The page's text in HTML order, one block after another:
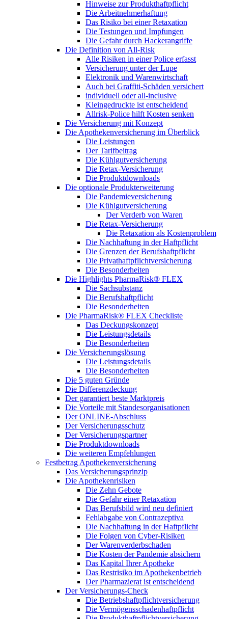
Hinweise zur Produkthaftpflicht
Die Arbeitnehmerhaftung
Das Risiko bei einer Retaxation
Die Testungen und Impfungen
Die Gefahr durch Hackerangriffe
Die Definition von All-Risk
Alle Risiken in einer Police erfasst
Versicherung unter der Lupe
Elektronik und Warenwirtschaft
Auch bei Graffiti-Schäden versichert
individuell oder all-inclusive
Kleingedruckte ist entscheidend
Allrisk-Police hilft Kosten senken
Die Versicherung mit Konzept
Die Apothekenversicherung im Überblick
Die Leistungen
Der Tarifbeitrag
Die Kühlgutversicherung
Die Retax-Versicherung
Die Produktdownloads
Die optionale Produkterweiterung
Die Pandemieversicherung
Die Kühlgutversicherung
Der Verderb von Waren
Die Retax-Versicherung
Die Retaxation als Kostenproblem
Die Nachhaftung in der Haftpflicht
Die Grenzen der Berufshaftpflicht
Die Privathaftpflichtversicherung
Die Besonderheiten
Die Highlights PharmaRisk® FLEX
Die Sachsubstanz
Die Berufshaftpflicht
Die Besonderheiten
Die PharmaRisk® FLEX Checkliste
Das Deckungskonzept
Die Leistungsdetails
Die Besonderheiten
Die Versicherungslösung
Die Leistungsdetails
Die Besonderheiten
Die 5 guten Gründe
Die Differenzdeckung
Der garantiert beste Marktpreis
Die Vorteile mit Standesorganisationen
Der ONLINE-Abschluss
Der Versicherungsschutz
Der Versicherungspartner
Die Produktdownloads
Die weiteren Empfehlungen
Festbetrag Apothekenversicherung
Das Versicherungsprinzip
Die Apothekenrisiken
Die Zehn Gebote
Die Gefahr einer Retaxation
Das Berufsbild wird neu definiert
Fehlabgabe von Contrazeptiva
Die Nachhaftung in der Haftpflicht
Die Folgen von Cyber-Risiken
Der Warenverderbschaden
Die Kosten der Pandemie absichern
Das Kapital Ihrer Apotheke
Das Restrisiko im Apothekenbetrieb
Der Pharmazierat ist entscheidend
Der Versicherungs-Check
Die Betriebshaftpflichtversicherung
Die Vermögensschadenhaftpflicht